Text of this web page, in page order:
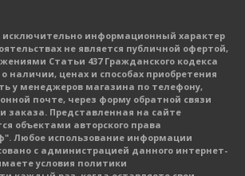
информационный характер
не является публичной офертой,
Статьи 437 Гражданского кодекса
наличии, ценах и способах приобретения
у менеджеров магазина по телефону,
почте, через форму обратной связи
заказа. Представленная на сайте
объектами авторского права
Любое использование информации
с администрацией данного интернет-
условия политики